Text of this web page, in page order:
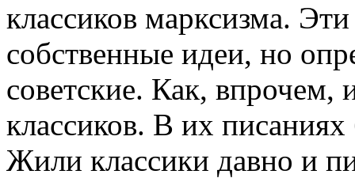
классиков марксизма.
собственные идеи, но
советские. Как, впрочем,
классиков. В их
Жили классики давно и